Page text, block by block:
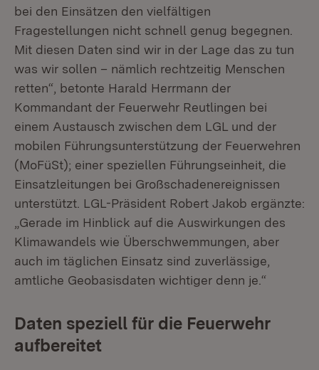
bei den Einsätzen den vielfältigen
Fragestellungen nicht schnell genug begegnen.
Mit diesen Daten sind wir in der Lage das zu tun
was wir sollen – nämlich rechtzeitig Menschen
retten“, betonte Harald Herrmann der
Kommandant der Feuerwehr Reutlingen bei
einem Austausch zwischen dem LGL und der
mobilen Führungsunterstützung der Feuerwehren
(MoFüSt); einer speziellen Führungseinheit, die
Einsatzleitungen bei Großschadenereignissen
unterstützt. LGL-Präsident Robert Jakob ergänzte:
„Gerade im Hinblick auf die Auswirkungen des
Klimawandels wie Überschwemmungen, aber
auch im täglichen Einsatz sind zuverlässige,
amtliche Geobasisdaten wichtiger denn je.“
Daten speziell für die Feuerwehr
aufbereitet